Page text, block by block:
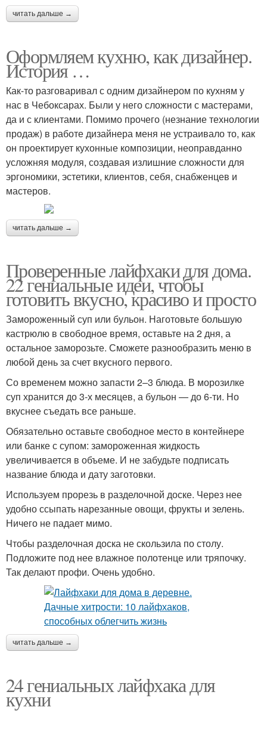
читать дальше →
Оформляем кухню, как дизайнер.
История …
Как-то разговаривал с одним дизайнером по кухням у
нас в Чебоксарах. Были у него сложности с мастерами,
да и с клиентами. Помимо прочего (незнание технологии
продаж) в работе дизайнера меня не устраивало то, как
он проектирует кухонные композиции, неоправданно
усложняя модуля, создавая излишние сложности для
эргономики, эстетики, клиентов, себя, снабженцев и
мастеров.
читать дальше →
Проверенные лайфхаки для дома.
22 гениальные идеи, чтобы
готовить вкусно, красиво и просто
Замороженный суп или бульон. Наготовьте большую
кастрюлю в свободное время, оставьте на 2 дня, а
остальное заморозьте. Сможете разнообразить меню в
любой день за счет вкусного первого.
Со временем можно запасти 2–3 блюда. В морозилке
суп хранится до 3-х месяцев, а бульон — до 6-ти. Но
вкуснее съедать все раньше.
Обязательно оставьте свободное место в контейнере
или банке с супом: замороженная жидкость
увеличивается в объеме. И не забудьте подписать
название блюда и дату заготовки.
Используем прорезь в разделочной доске. Через нее
удобно ссыпать нарезанные овощи, фрукты и зелень.
Ничего не падает мимо.
Чтобы разделочная доска не скользила по столу.
Подложите под нее влажное полотенце или тряпочку.
Так делают профи. Очень удобно.
читать дальше →
24 гениальных лайфхака для
кухни